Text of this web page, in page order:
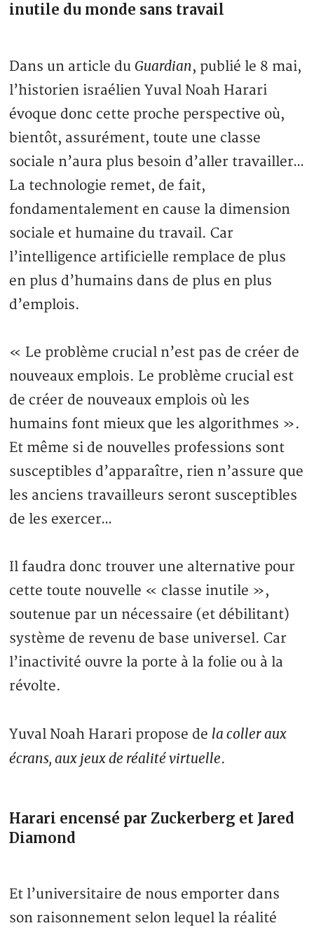
inutile du monde sans travail
Dans un article du Guardian, publié le 8 mai,
l’historien israélien Yuval Noah Harari
évoque donc cette proche perspective où,
bientôt, assurément, toute une classe
sociale n’aura plus besoin d’aller travailler…
La technologie remet, de fait,
fondamentalement en cause la dimension
sociale et humaine du travail. Car
l’intelligence artificielle remplace de plus
en plus d’humains dans de plus en plus
d’emplois.
« Le problème crucial n’est pas de créer de
nouveaux emplois. Le problème crucial est
de créer de nouveaux emplois où les
humains font mieux que les algorithmes ».
Et même si de nouvelles professions sont
susceptibles d’apparaître, rien n’assure que
les anciens travailleurs seront susceptibles
de les exercer…
Il faudra donc trouver une alternative pour
cette toute nouvelle « classe inutile »,
soutenue par un nécessaire (et débilitant)
système de revenu de base universel. Car
l’inactivité ouvre la porte à la folie ou à la
révolte.
Yuval Noah Harari propose de la coller aux
écrans, aux jeux de réalité virtuelle.
Harari encensé par Zuckerberg et Jared
Diamond
Et l’universitaire de nous emporter dans
son raisonnement selon lequel la réalité